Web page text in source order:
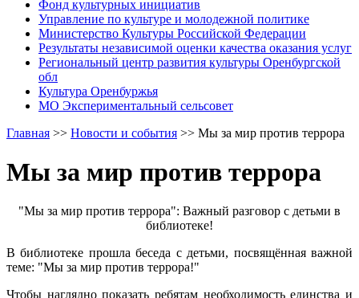
Фонд культурных инициатив
Управление по культуре и молодежной политике
Министерство Культуры Российской Федерации
Результаты независимой оценки качества оказания услуг
Региональный центр развития культуры Оренбургской
обл
Культура Оренбуржья
МО Экспериментальный сельсовет
Главная >> Новости и события >> Мы за мир против террора
Мы за мир против террора
"Мы за мир против террора": Важный разговор с детьми в
библиотеке!
В библиотеке прошла беседа с детьми, посвящённая важной
теме: "Мы за мир против террора!"
Чтобы наглядно показать ребятам необходимость единства и